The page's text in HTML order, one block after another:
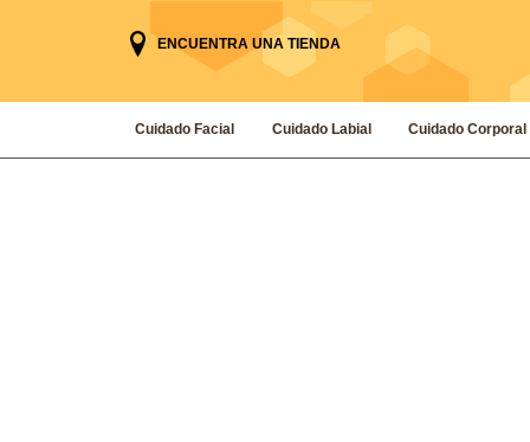
ENCUENTRA UNA TIENDA
Cuidado Facial Cuidado Labial Cuidado Corporal